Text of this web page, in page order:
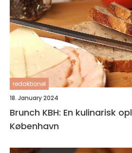
redaktionel
18. January 2024
Brunch KBH: En kulinarisk
København